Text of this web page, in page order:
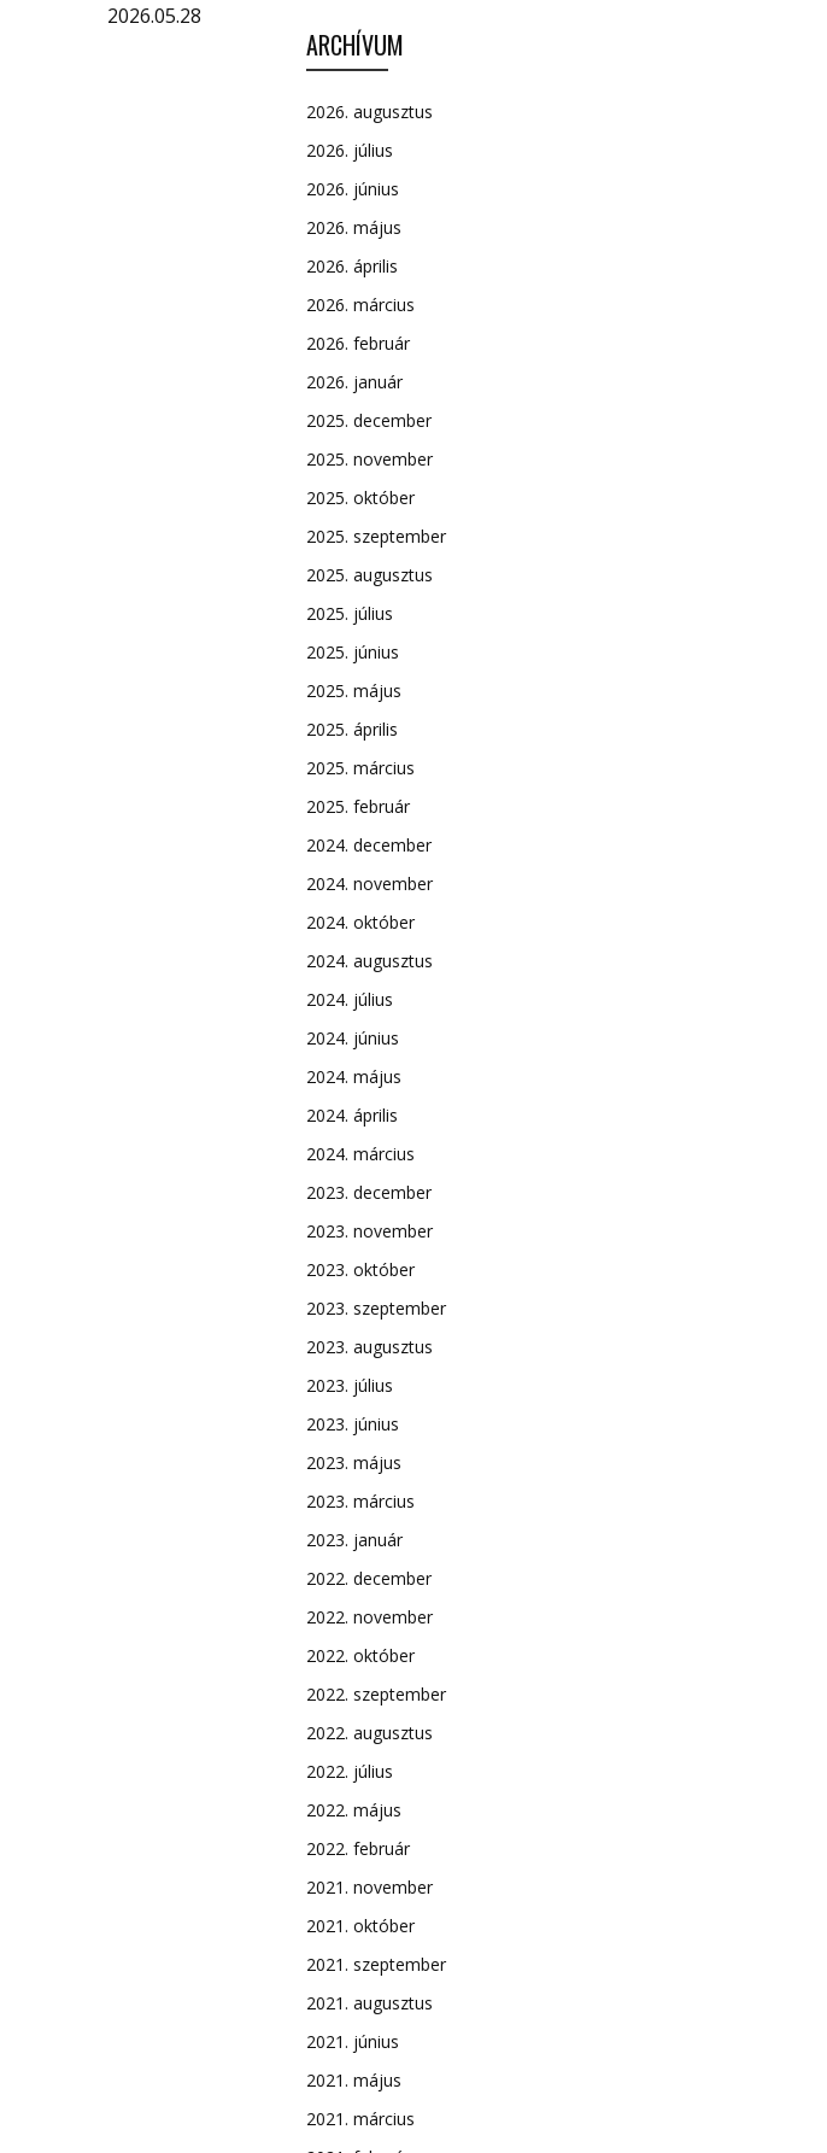
2026.05.28
ARCHÍVUM
2026. augusztus
2026. július
2026. június
2026. május
2026. április
2026. március
2026. február
2026. január
2025. december
2025. november
2025. október
2025. szeptember
2025. augusztus
2025. július
2025. június
2025. május
2025. április
2025. március
2025. február
2024. december
2024. november
2024. október
2024. augusztus
2024. július
2024. június
2024. május
2024. április
2024. március
2023. december
2023. november
2023. október
2023. szeptember
2023. augusztus
2023. július
2023. június
2023. május
2023. március
2023. január
2022. december
2022. november
2022. október
2022. szeptember
2022. augusztus
2022. július
2022. május
2022. február
2021. november
2021. október
2021. szeptember
2021. augusztus
2021. június
2021. május
2021. március